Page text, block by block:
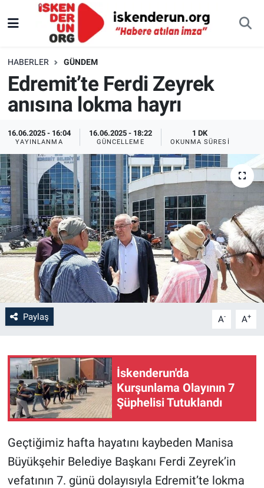
HABERLER GÜNDEM
Edremit’te Ferdi Zeyrek
anısına lokma hayrı
16.06.2025 - 16:04
YAYINLANMA
16.06.2025 - 18:22
GÜNCELLEME
1 DK
OKUNMA SÜRESI
Paylaş A- A+
İskenderun'da
Kurşunlama Olayının 7
Şüphelisi Tutuklandı
Geçtiğimiz hafta hayatını kaybeden Manisa
Büyükşehir Belediye Başkanı Ferdi Zeyrek’in
vefatının 7. günü dolayısıyla Edremit’te lokma